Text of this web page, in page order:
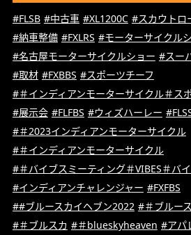
#FLSB #中古車 #XL1200C #スカウトロ
#納車整備 #FXLRS #モーターサイクル
#名古屋モーターサイクルショー #スー
#取材 #FXBBS #スポーツチーフ
#＃インディアンモーターサイクル＃ス
#展示会 #FLFBS #ウィズハーレー
#＃2023インディアンモーターサイクル
#＃インディアンモーターサイクル
#＃バイブスミーティング＃VIBES＃バ
#インディアンチャレンジャー #FXFBS
##ブルースカイヘブン2022 #＃ブルー
#＃ブルスカ #＃blueskyheaven #アパ